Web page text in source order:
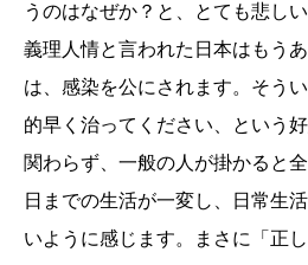
うのはなぜか？と、とても悲し
義理人情と言われた日本はもう
は、感染を公にされます。そう
的早く治ってください、という
関わらず、一般の人が掛かると
日までの生活が一変し、日常生
いように感じます。まさに「正